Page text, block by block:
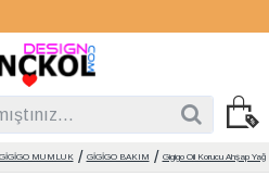
GİGİGO MUMLUK GİGİGO BAKIM Gigigo Oil Korucu Ahşap Yağ